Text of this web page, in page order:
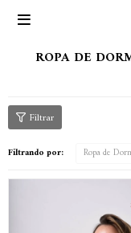

ROPA DE
Filtrando por: Ropa de